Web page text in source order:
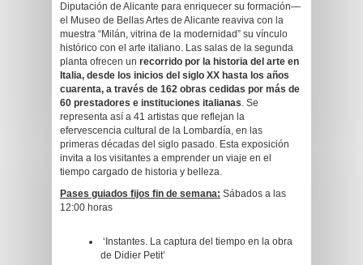
Diputación de Alicante para enriquecer su formación—
el Museo de Bellas Artes de Alicante reaviva con la
muestra “Milán, vitrina de la modernidad” su vínculo
histórico con el arte italiano. Las salas de la segunda
planta ofrecen un recorrido por la historia del arte en
Italia, desde los inicios del siglo XX hasta los años
cuarenta, a través de 162 obras cedidas por más de
60 prestadores e instituciones italianas. Se
representa así a 41 artistas que reflejan la
efervescencia cultural de la Lombardía, en las
primeras décadas del siglo pasado. Esta exposición
invita a los visitantes a emprender un viaje en el
tiempo cargado de historia y belleza.
Pases guiados fijos fin de semana: Sábados a las
12:00 horas
‘Instantes. La captura del tiempo en la obra
de Didier Petit’